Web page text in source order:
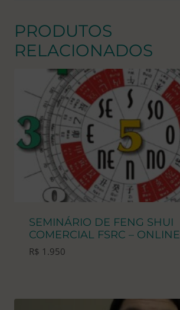
PRODUTOS
RELACIONADOS
SEMINÁRIO DE FENG SHUI
COMERCIAL FSRC – ONLINE
R$ 1.950